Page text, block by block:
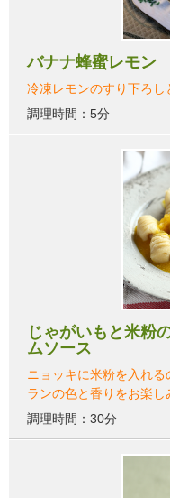
バナナ蜂蜜レモン
冷凍レモンのすり下ろし
調理時間：5分
じゃがいもと米粉
ムソース
ニョッキに米粉を入れ
ランの色と香りをお楽し
調理時間：30分